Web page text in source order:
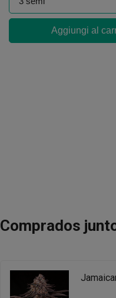
Aggiungi al
Comprados